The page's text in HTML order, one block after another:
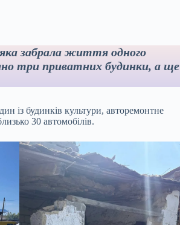
яка забрала життя одного
три приватних будинки, а ще
із будинків культури, авторемонтне
30 автомобілів.